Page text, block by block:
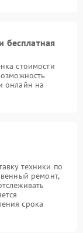
бесплатная
стоимости
онлайн на
техники по
ремонт,
срока